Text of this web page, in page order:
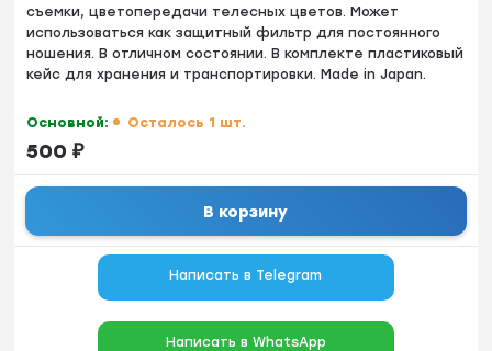
съемки, цветопередачи телесных цветов. Может
использоваться как защитный фильтр для постоянного
ношения. В отличном состоянии. В комплекте пластиковый
кейс для хранения и транспортировки. Made in Japan.
Основной: Осталось 1 шт.
500 ₽
В корзину
Написать в Telegram
Написать в WhatsApp